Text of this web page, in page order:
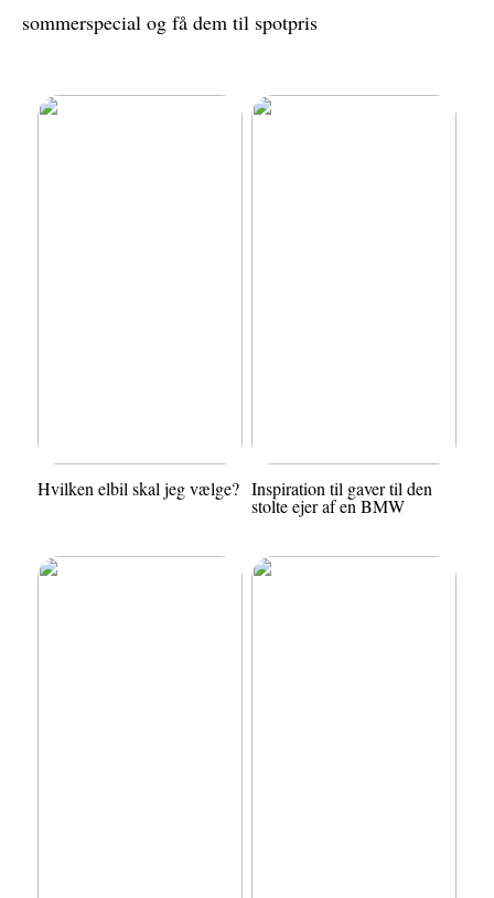
sommerspecial og få dem til spotpris
Hvilken elbil skal jeg vælge? Inspiration til gaver til den
stolte ejer af en BMW